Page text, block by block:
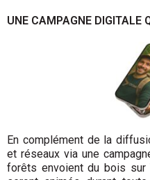
UNE CAMPAGNE DIGITALE
En complément de la
et réseaux via une
forêts envoient du bois sur